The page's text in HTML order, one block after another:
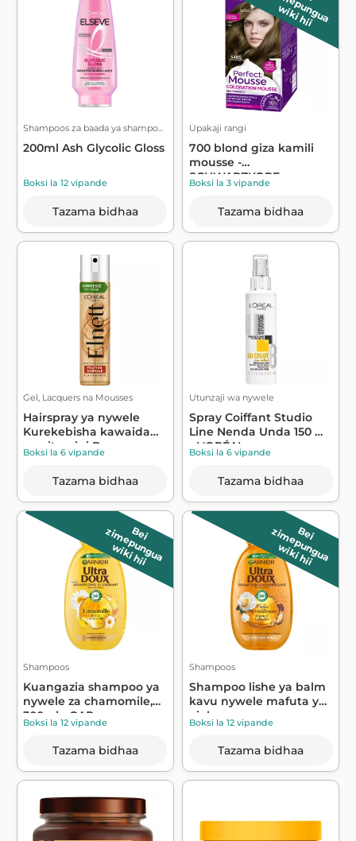
Shampoos za baada ya shampo...
200ml Ash Glycolic Gloss
Boksi la 12 vipande
Tazama bidhaa
wiki hii
Upakaji rangi
700 blond giza kamili
mousse -
SCHWARZKOPF
Boksi la 3 vipande
Tazama bidhaa
Gel, Lacquers na Mousses
Hairspray ya nywele
Kurekebisha kawaida
na vitamini B...
Boksi la 6 vipande
Tazama bidhaa
Utunzaji wa nywele
Spray Coiffant Studio
Line Nenda Unda 150 ml
- L'ORÉAL
Boksi la 6 vipande
Tazama bidhaa
B
e
i
z
im
e
p
u
n
g
u
a
wiki hii
Shampoos
Kuangazia shampoo ya
nywele za chamomile,
300ml - GAR...
Boksi la 12 vipande
Tazama bidhaa
B
e
i
z
im
e
p
u
n
g
u
a
wiki hii
Shampoos
Shampoo lishe ya balm
kavu nywele mafuta ya
ajabu arg...
Boksi la 12 vipande
Tazama bidhaa